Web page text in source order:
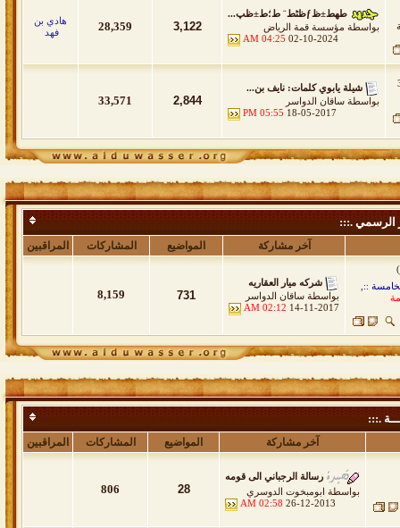
طھط±ظƒظٹط¨ ط؛ط±ظپ...
بواسطة مؤسسة قمة الرياض
02-10-2024
04:25 AM
3,122
28,359
هادي بن
فهد
شيلة يابوي كلمات: نايف بن...
بواسطة ساقان الدواسر
18-05-2017
05:55 PM
2,844
33,571
الرسمي .:::
آخر مشاركة المواضيع المشاركات المراقبين
::
شركه ميار العقاريه
بواسطة ساقان الدواسر
14-11-2017
02:12 AM
731
8,159
.:::
آخر مشاركة المواضيع المشاركات المراقبين
رسالة الرجباني الى قومه
بواسطة ابومبخوت الدوسري
26-12-2013
02:58 AM
28
806